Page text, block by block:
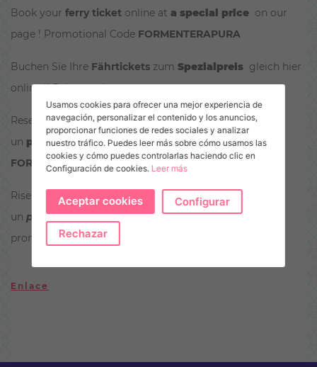
Book your ferry ticket online at a special price on our
page ! Promotional Code FORMENTERAPURA
Buchen Sie Ihre Fährtickets zum Spezialpreis gleich hier
online !! Rabattcode:FORMENTERAPURA
Reservez votrebillet de bateaudirectement online à
un prix spécial sur notre page !! Code promotionnel:
FORMENTERAPURA
Riservate i biglietti della nave
direttamente online a
un prezzo spezialesulla nostra web !! Codice
promozionale:FORMENTERAPURA
Enlace
Usamos cookies para ofrecer una mejor experiencia de
navegación, personalizar el contenido y los anuncios,
proporcionar funciones de redes sociales y analizar
nuestro tráfico. Puedes leer más sobre cómo usamos las
cookies y cómo puedes controlarlas haciendo clic en
Configuración de cookies. Leer más
Aceptar cookies Configurar
Rechazar